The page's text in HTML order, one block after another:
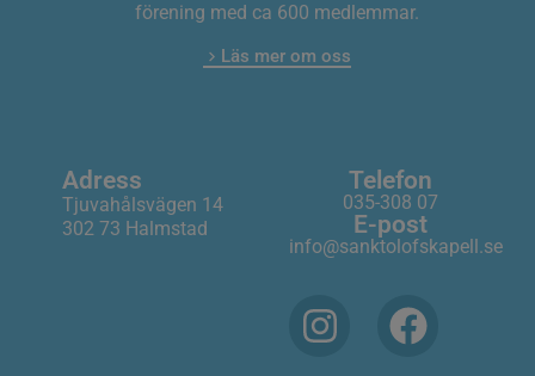
förening med ca 600 medlemmar.
Läs mer om oss
Adress
Tjuvahålsvägen 14
302 73 Halmstad
Telefon
035-308 07
E-post
info@sanktolofskapell.se